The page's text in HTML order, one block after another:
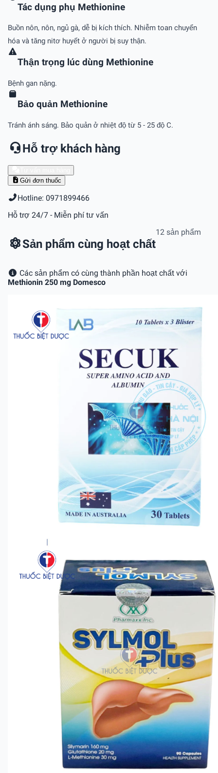
Tác dụng phụ Methionine
Buồn nôn, nôn, ngủ gà, dễ bị kích thích. Nhiễm toan chuyển
hóa và tăng nitơ huyết ở người bị suy thận.
Thận trọng lúc dùng Methionine
Bệnh gan nặng.
Bảo quản Methionine
Tránh ánh sáng. Bảo quản ở nhiệt độ từ 5 - 25 độ C.
Hỗ trợ khách hàng
Gửi đơn thuốc
Hotline: 0971899466
Hỗ trợ 24/7 - Miễn phí tư vấn
Sản phẩm cùng hoạt chất
12 sản phẩm
Các sản phẩm có cùng thành phần hoạt chất với
Methionin 250 mg Domesco